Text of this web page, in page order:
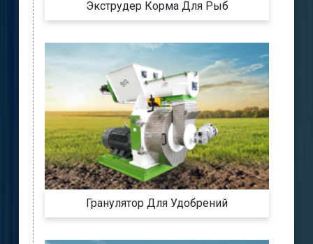
Экструдер Корма Для Рыб
Гранулятор Для Удобрений